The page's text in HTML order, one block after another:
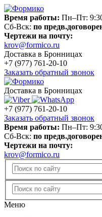
Время работы: Пн–Пт:
Сб-Вск: по
Чертежи на почту:
krov@formico.ru
Доставка в Бронницах
+7 (977) 761-20-10
Заказать обратный звонок
Доставка в Бронницах
+7 (977) 761-20-10
Заказать обратный звонок
Время работы: Пн–Пт:
Сб-Вск: по
Чертежи на почту:
krov@formico.ru
Меню